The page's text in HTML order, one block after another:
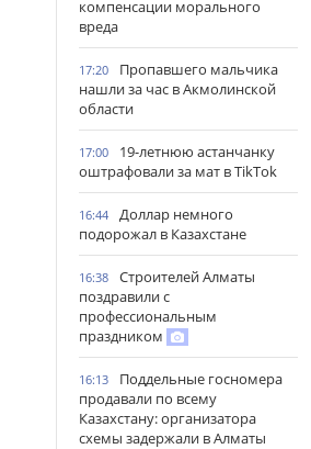
компенсации морального
вреда
17:20
Пропавшего мальчика
нашли за час в Акмолинской
области
17:00
19-летнюю астанчанку
оштрафовали за мат в TikTok
16:44
Доллар немного
подорожал в Казахстане
16:38
Строителей Алматы
поздравили с
профессиональным
праздником
16:13
Поддельные госномера
продавали по всему
Казахстану: организатора
схемы задержали в Алматы